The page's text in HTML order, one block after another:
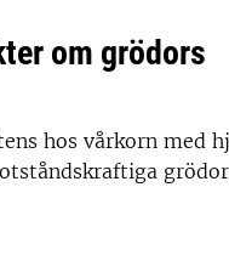
om grödors
hos vårkorn med